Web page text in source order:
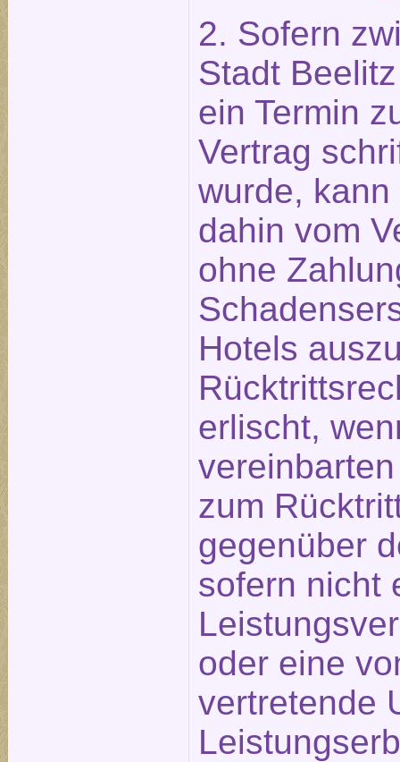
2. Sofern
Stadt
ein Termin
Vertrag
wurde,
dahin vom
ohne
Hotels
erlischt,
zum
gegenüber
sofern nicht
oder eine
vertretende